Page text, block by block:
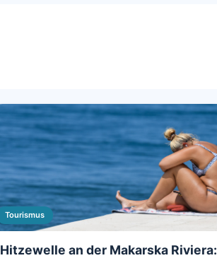
Tourismus
Hitzewelle an der Makarska Riviera: